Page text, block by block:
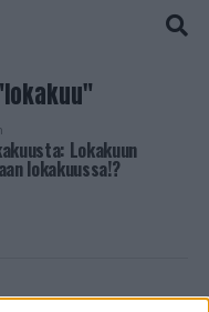
Lokakuun
lokakuussa!?